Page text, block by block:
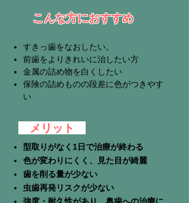
すきっ歯をなおしたい。
前歯をよりきれいに治したい方
金属の詰め物を白くしたい
保険の詰めものの段差に色がつきやす
い
こんな方におすすめ
メリット
型取りがなく1日で治療が終わる
色が変わりにくく、見た目が綺麗
歯を削る量が少ない
虫歯再発リスクが少ない